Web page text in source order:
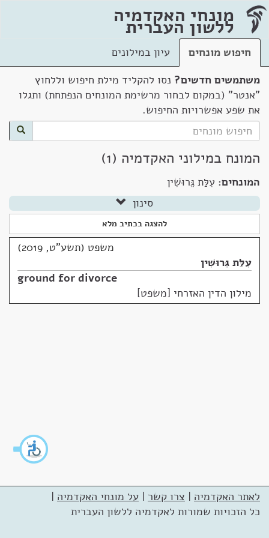
מונחי האקדמיה
ללשון העברית
חיפוש מונחים
עיון במילונים
משתמשים חדשים? נסו להקליד מילת חיפוש וללחוץ
"אנטר" (במקום לבחור מרשימת המונחים הנפתחת) ותגלו
את שפע אפשרויות החיפוש.
המונח במילוני האקדמיה (1)
המונחים: עִלַּת גֵּרוּשִׁין
סינון
להצגה בכתיב מלא
משפט (תשע"ט, 2019)
עִלַּת גֵּרוּשִׁין
ground for divorce
מילון הדין האזרחי [משפט]
לאתר האקדמיה | צרו קשר | על מונחי האקדמיה |
כל הזכויות שמורות לאקדמיה ללשון העברית